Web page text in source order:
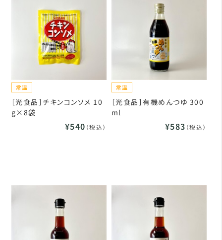
［光食品］チキンコンソメ 10
g×8袋
¥540 （税込）
［光食品］有機めんつゆ 300
ml
¥583 （税込）